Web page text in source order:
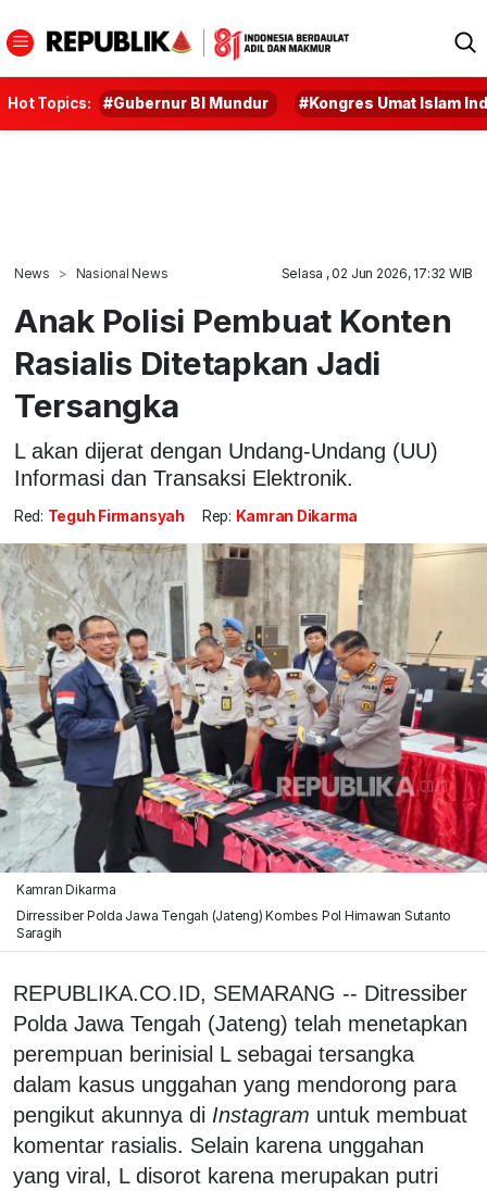
Hot Topics: #Gubernur BI Mundur #Kongres Umat Islam
News Nasional News Selasa , 02 Jun 2026, 17:32 WIB
Anak Polisi Pembuat Konten
Rasialis Ditetapkan Jadi
Tersangka
L akan dijerat dengan Undang-Undang (UU)
Informasi dan Transaksi Elektronik.
Red: Teguh Firmansyah Rep: Kamran Dikarma
Kamran Dikarma
Dirressiber Polda Jawa Tengah (Jateng) Kombes Pol Himawan Sutanto
Saragih
REPUBLIKA.CO.ID, SEMARANG -- Ditressiber
Polda Jawa Tengah (Jateng) telah menetapkan
perempuan berinisial L sebagai tersangka
dalam kasus unggahan yang mendorong para
pengikut akunnya di Instagram untuk membuat
komentar rasialis. Selain karena unggahan
yang viral, L disorot karena merupakan putri